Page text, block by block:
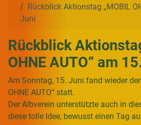
Rückblick Aktionstag „MOBIL
Juni
Rückblick
OHNE AUTO“ am
Am Sonntag, 15. Juni fand wieder
OHNE AUTO“ statt.
Der Albverein unterstützte auch in
diese tolle Idee, bewusst einen Tag